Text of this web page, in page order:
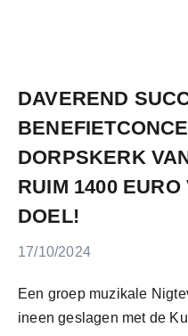
DAVEREND
DORPSKERK
RUIM 1400
DOEL!
17/10/2024
Een groep muzikale
ineen geslagen met de